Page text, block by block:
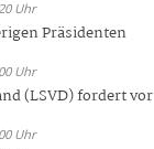
Uhr
Präsidenten
Uhr
(LSVD) fordert vor
Uhr